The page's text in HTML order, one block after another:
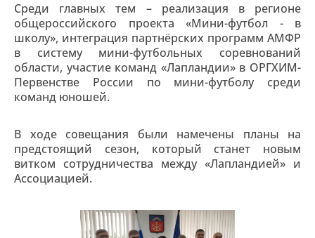
Среди главных тем – реализация в регионе
общероссийского проекта «Мини-футбол - в
школу», интеграция партнёрских программ АМФР
в систему мини-футбольных соревнований
области, участие команд «Лапландии» в ОРГХИМ-
Первенстве России по мини-футболу среди
команд юношей.
В ходе совещания были намечены планы на
предстоящий сезон, который станет новым
витком сотрудничества между «Лапландией» и
Ассоциацией.